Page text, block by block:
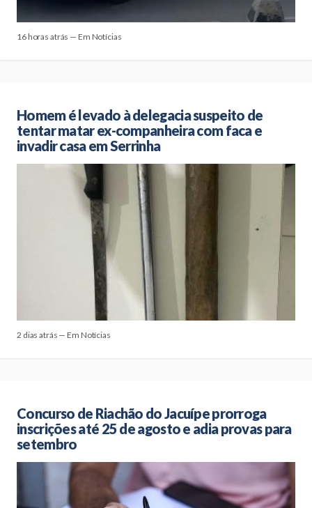
16 horas atrás — Em Notícias
Homem é levado à delegacia suspeito de
tentar matar ex-companheira com faca e
invadir casa em Serrinha
2 dias atrás — Em Notícias
Concurso de Riachão do Jacuípe prorroga
inscrições até 25 de agosto e adia provas para
setembro